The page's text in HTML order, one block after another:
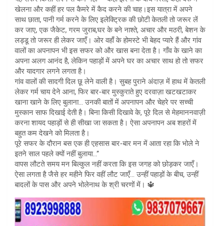
खेलना और कहीं हर पल कैमरे में कैद करने की चाह।इस यात्रा में अपने
साथ छाता, पानी गर्म करने के लिए इलेक्ट्रिक की छोटी केतली तो जरूर लें
कर जाए, एक जैकेट, गरम जुराब,घर के बने नाश्ते, अचार और मठरी, बेशन के
लड्डू तो जरूर ही लेकर जाएँ। ओर वहाँ के होमस्टे भी बेहद प्यारे हैं और गांव
वालों का अपनापन भी इस सफर को और खास बना देता है। गाँव के खाने का
अपना अलग आनंद है, लेकिन पहाड़ों में अपने घर का अचार साथ हो तो सफर
और यादगार लगने लगता है।
गांव वालों की सादगी दिल छू लेने वाली है। सुबह पुराने अंदाज़ में हाथ में केतली
लेकर गर्म चाय देने आना, फिर बार-बार मुस्कुराते हुए दरवाज़ा खटखटाकर
खाना खाने के लिए बुलाना… उनकी बातों में अपनापन और चेहरे पर सच्ची
मुस्कान साफ दिखाई देती है। बिना किसी दिखावे के, पूरे दिल से मेहमाननवाज़ी
करना शायद पहाड़ों से ही सीखा जा सकता है। ऐसा अपनापन अब शहरों में
बहुत कम देखने को मिलता है।
पूरे सफर के दौरान बस एक ही एहसास बार-बार मन में आता रहा कि भोले ने
इतने साल पहले क्यों नहीं बुलाया…”
वापस लौटते समय मन बिल्कुल नहीं करता कि इस जगह को छोड़कर जाएँ।
ऐसा लगता है जैसे हर महीने फिर वहीं लौट जाएँ… उन्हीं पहाड़ों के बीच, उन्हीं
बादलों के पास और अपने भोलेनाथ के श्री चरणों में। 🔱